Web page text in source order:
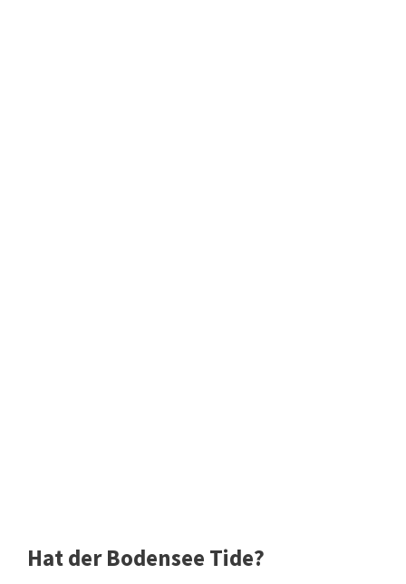
Hat der Bodensee Tide?